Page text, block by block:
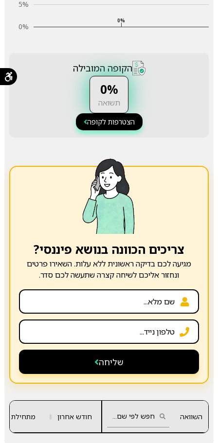
0%
5%
0%
הקופה המובילה
0%
תשואה
הצטרפות לקופה
צריכים הכוונה בנושא פיננסי?
מגיעה לכם בדיקה ראשונית ללא עלות. השאירו פרטים
ונחזור אליכם לשיחה קצרה שתעשה לכם סדר.
שליחה
השוואה חודש אחרון ▲
▼ מתחילת